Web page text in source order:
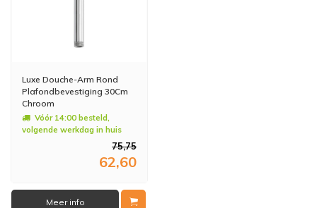
Luxe Douche-Arm Rond
Plafondbevestiging 30Cm
Chroom
Vóór 14:00 besteld,
volgende werkdag in huis
75,75
62,60
Meer info